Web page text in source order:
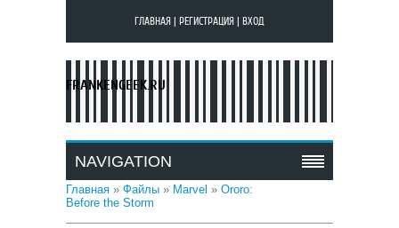
ГЛАВНАЯ РЕГИСТРАЦИЯ ВХОД
FRANKENGEEK.RU
NAVIGATION
Главная » Файлы » Marvel » Ororo:
Before the Storm